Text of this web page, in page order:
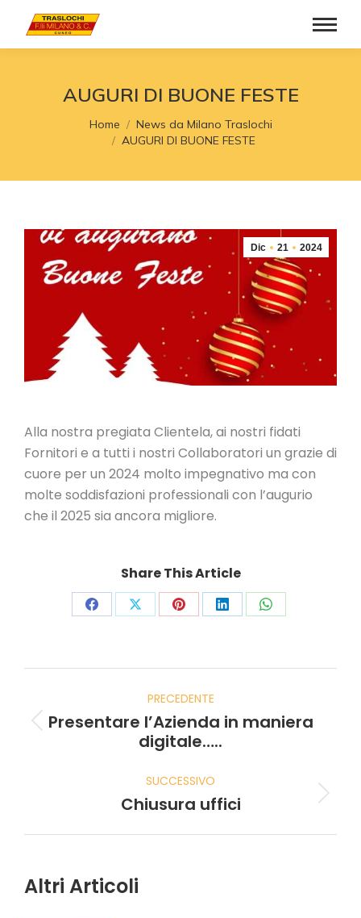
AUGURI DI BUONE FESTE
Home
News da Milano Traslochi
AUGURI DI BUONE FESTE
Dic 21 2024
Alla nostra pregiata Clientela, ai nostri fidati
Fornitori e a tutti i nostri Collaboratori un grazie di
cuore per un 2024 molto impegnativo ma con
molte soddisfazioni professionali con l’augurio
che il 2025 sia ancora migliore.
Share This Article
PRECEDENTE
Presentare l’Azienda in maniera
digitale…..
SUCCESSIVO
Chiusura uffici
Altri Articoli